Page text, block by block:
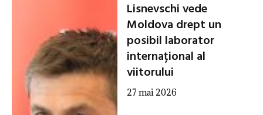
Lisnevschi vede
Moldova drept un
posibil laborator
internațional al
viitorului
27 mai 2026